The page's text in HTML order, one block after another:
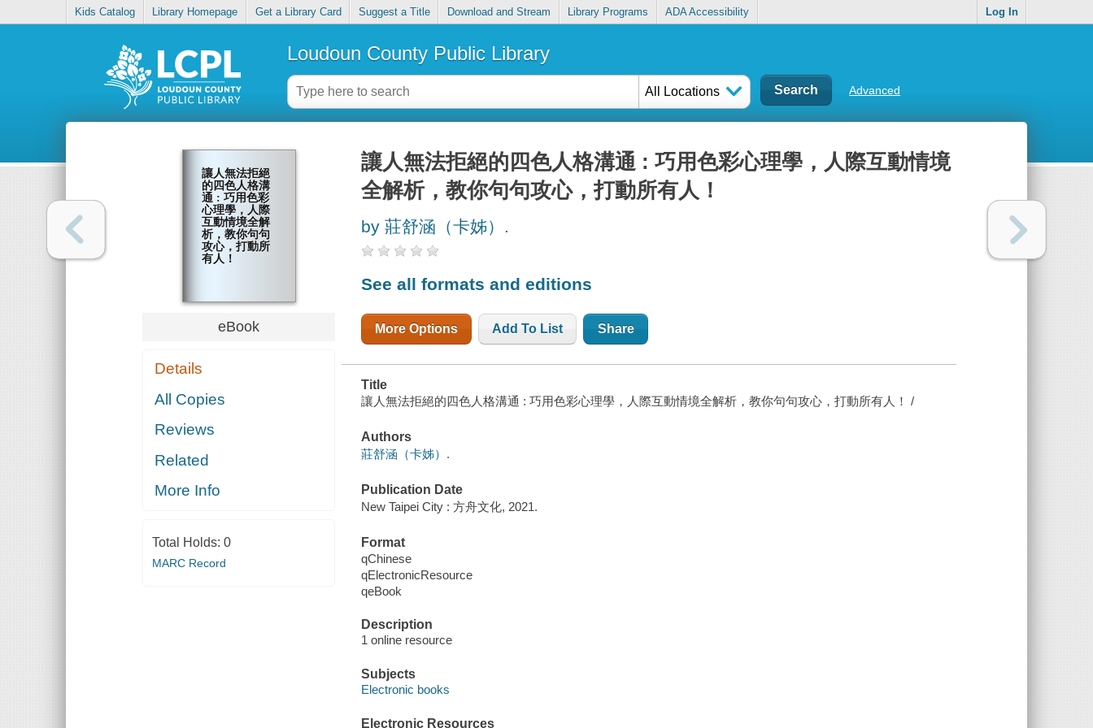
Kids Catalog Library Homepage Get a Library Card Suggest a Title Download and Stream Library Programs ADA Accessibility Log In
Loudoun County Public Library
All Locations Advanced
讓人無法拒絕
的四色人格溝
通 : 巧用色彩
心理學，人際
互動情境全解
析，教你句句
攻心，打動所
有人！
eBook
Details
All Copies
Reviews
Related
More Info
Total Holds: 0
MARC Record
讓人無法拒絕的四色人格溝通 : 巧用色彩心理學，人際互動情境
全解析，教你句句攻心，打動所有人！
by 莊舒涵（卡姊）.
See all formats and editions
More Options Add To List Share
Title
讓人無法拒絕的四色人格溝通 : 巧用色彩心理學，人際互動情境全解析，教你句句攻心，打動所有人！ /
Authors
莊舒涵（卡姊）.
Publication Date
New Taipei City : 方舟文化, 2021.
Format
qChinese
qElectronicResource
qeBook
Description
1 online resource
Subjects
Electronic books
Electronic Resources